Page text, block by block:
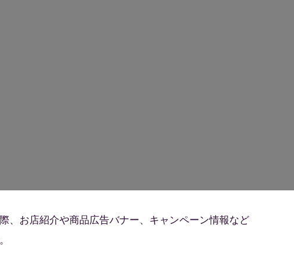
、お店紹介や商品広告バナー、キャンペーン情報など